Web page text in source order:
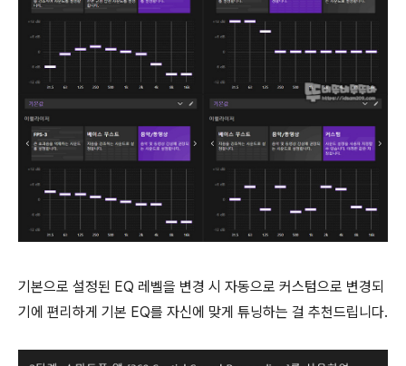
기본으로 설정된 EQ 레벨을 변경 시 자동으로 커스텀으로 변경되
기에 편리하게 기본 EQ를 자신에 맞게 튜닝하는 걸 추천드립니다.